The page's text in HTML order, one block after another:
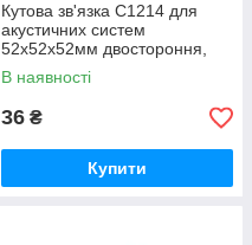
Кутова зв'язка С1214 для
акустичних систем
52х52х52мм двостороння,
пластикова. З ніжкою
мама+тато.
В наявності
36 ₴
Купити